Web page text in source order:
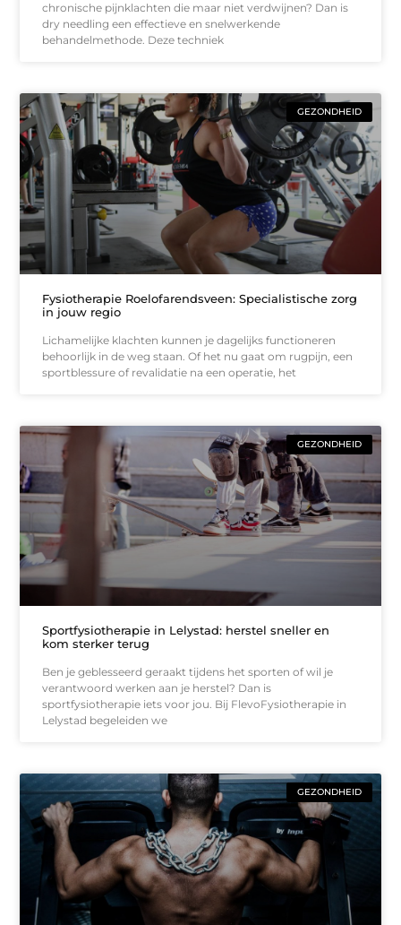
chronische pijnklachten die maar niet verdwijnen? Dan is
dry needling een effectieve en snelwerkende
behandelmethode. Deze techniek
GEZONDHEID
Fysiotherapie Roelofarendsveen: Specialistische zorg
in jouw regio
Lichamelijke klachten kunnen je dagelijks functioneren
behoorlijk in de weg staan. Of het nu gaat om rugpijn, een
sportblessure of revalidatie na een operatie, het
GEZONDHEID
Sportfysiotherapie in Lelystad: herstel sneller en
kom sterker terug
Ben je geblesseerd geraakt tijdens het sporten of wil je
verantwoord werken aan je herstel? Dan is
sportfysiotherapie iets voor jou. Bij FlevoFysiotherapie in
Lelystad begeleiden we
GEZONDHEID